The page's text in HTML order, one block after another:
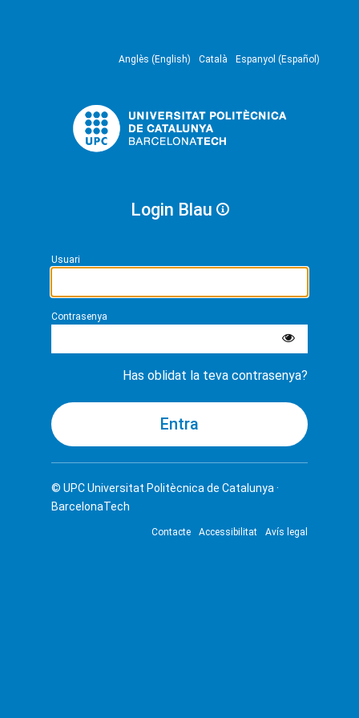
Anglès (English) Català Espanyol (Español)
Login Blau
Usuari
Contrasenya
Has oblidat la teva contrasenya?
© UPCUniversitat Politècnica de Catalunya ·
BarcelonaTech
Contacte Accessibilitat Avís legal